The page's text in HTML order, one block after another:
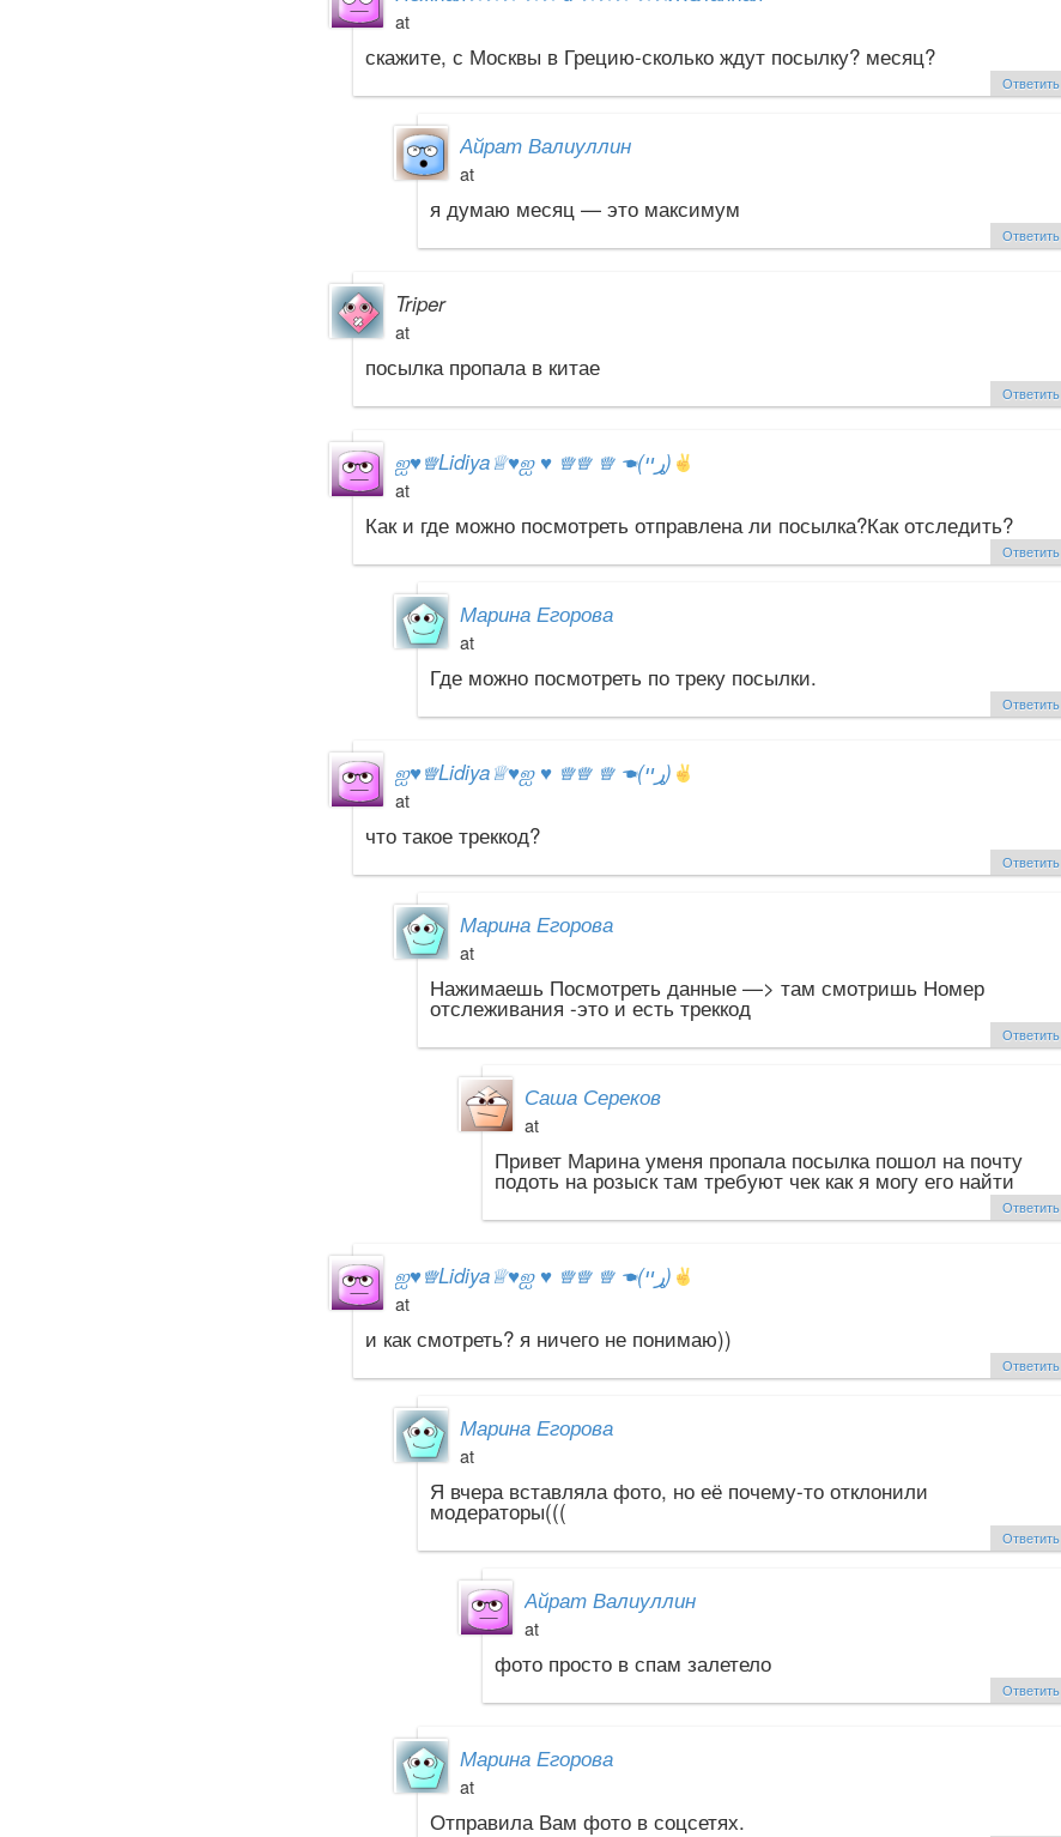
at
скажите, с Москвы в Грецию-сколько ждут посылку? месяц?
Ответить
Айрат Валиуллин
at
я думаю месяц — это максимум
Ответить
Triper
at
посылка пропала в китае
Ответить
ஐ♥♕Lidiya♕♥ஐ ♥ ♕♕ ♕ ☚(ړײ)
at
Как и где можно посмотреть отправлена ли посылка?Как отследить?
Ответить
Марина Егорова
at
Где можно посмотреть по треку посылки.
Ответить
ஐ♥♕Lidiya♕♥ஐ ♥ ♕♕ ♕ ☚(ړײ)
at
что такое треккод?
Ответить
Марина Егорова
at
Нажимаешь Посмотреть данные —> там смотришь Номер
отслеживания -это и есть треккод
Ответить
Саша Сереков
at
Привет Марина уменя пропала посылка пошол на почту
подоть на розыск там требуют чек как я могу его найти
Ответить
ஐ♥♕Lidiya♕♥ஐ ♥ ♕♕ ♕ ☚(ړײ)
at
и как смотреть? я ничего не понимаю))
Ответить
Марина Егорова
at
Я вчера вставляла фото, но её почему-то отклонили
модераторы(((
Ответить
Айрат Валиуллин
at
фото просто в спам залетело
Ответить
Марина Егорова
at
Отправила Вам фото в соцсетях.